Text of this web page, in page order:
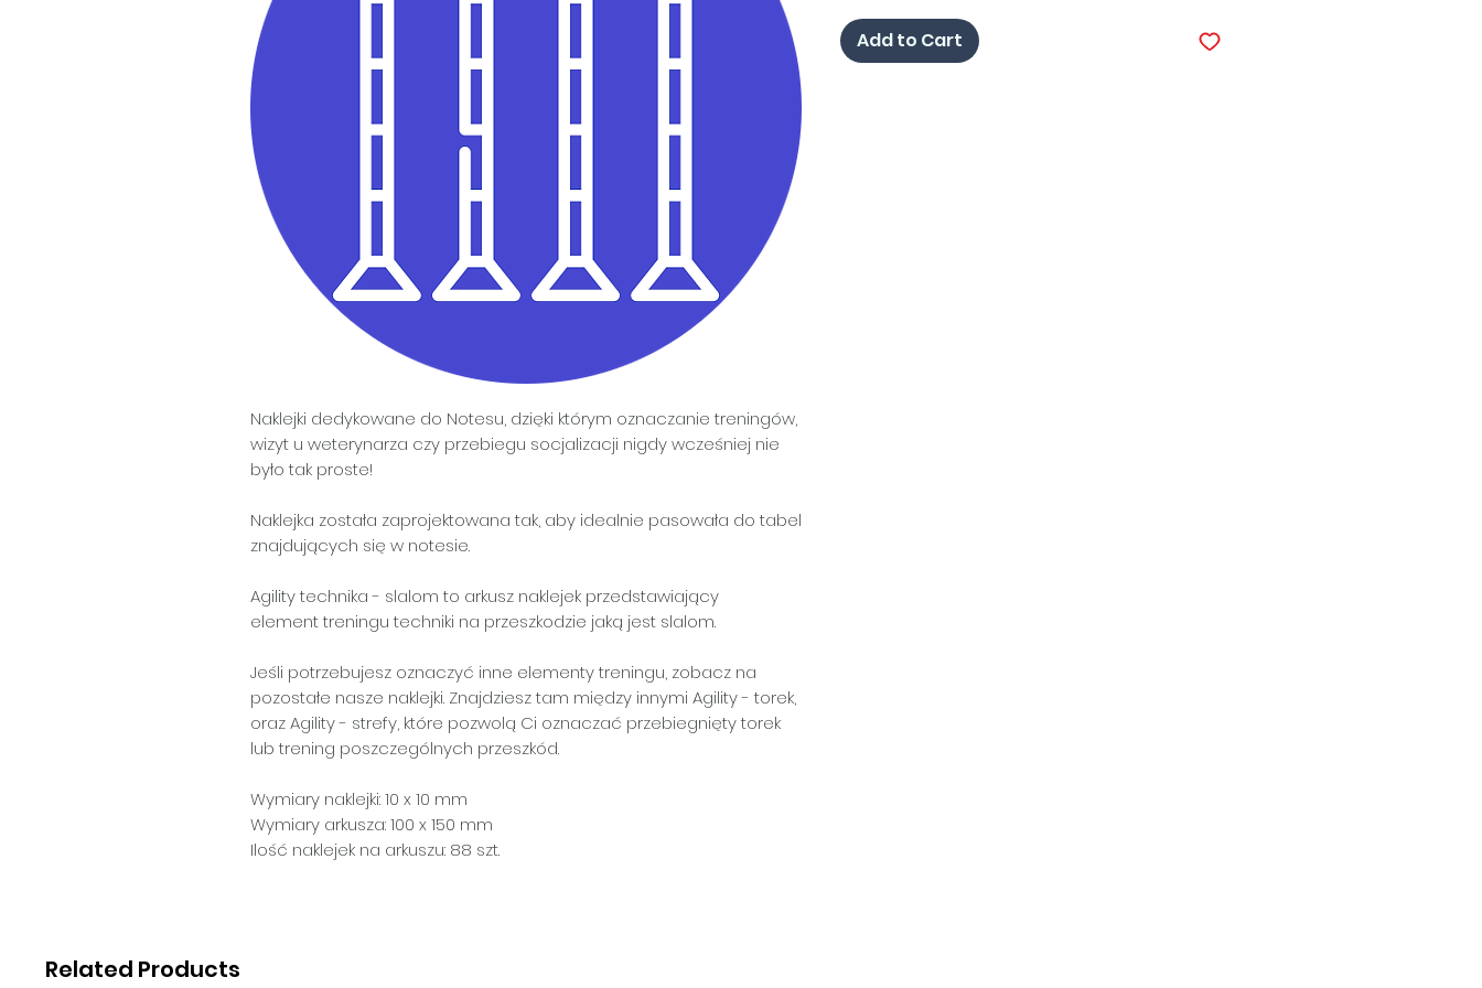
Naklejki dedykowane do Notesu, dzięki którym oznaczanie treningów,
wizyt u weterynarza czy przebiegu socjalizacji nigdy wcześniej nie
było tak proste!
Naklejka została zaprojektowana tak, aby idealnie pasowała do tabel
znajdujących się w notesie.
Agility technika - slalom to arkusz naklejek przedstawiający
element treningu techniki na przeszkodzie jaką jest slalom.
Jeśli potrzebujesz oznaczyć inne elementy treningu, zobacz na
pozostałe nasze naklejki. Znajdziesz tam między innymi Agility - torek,
oraz Agility - strefy, które pozwolą Ci oznaczać przebiegnięty torek
lub trening poszczególnych przeszkód.
Wymiary naklejki: 10 x 10 mm
Wymiary arkusza: 100 x 150 mm
Ilość naklejek na arkuszu: 88 szt.
Add to Cart
Related Products